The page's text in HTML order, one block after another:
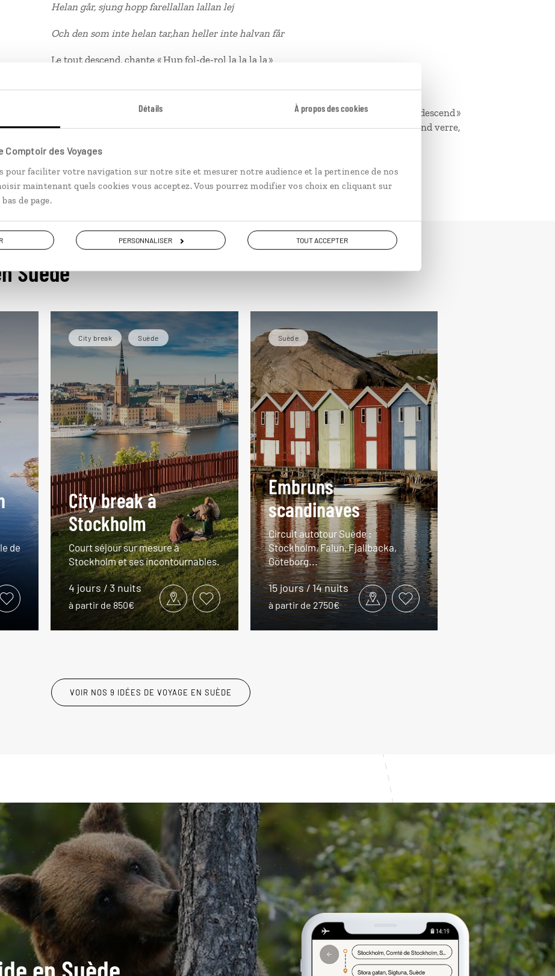
Détails À propos des cookies
Comptoir des Voyages
pour faciliter votre navigation sur notre site et mesurer notre audience et la pertinence de nos
maintenant quels cookies vous acceptez. Vous pourrez modifier vos choix en cliquant sur
de page.
PERSONNALISER TOUT ACCEPTER
Helan går, sjung hopp farellallan lallan lej
Och den som inte helan tar,han heller inte halvan får
Le tout descend, chante « Hup fol-de-rol la la la la »
fait référence au premier verre, généralement plein (« le tout »), que l'on « descend »
cul sec. La chanson annonce que celui qui ne le boit pas n'aura pas le droit à un second verre,
Suède
de
City break Suède
City break à
Stockholm
Court séjour sur mesure à
Stockholm et ses incontournables.
4 jours / 3 nuits
à partir de 850€
Suède
Embruns
scandinaves
Circuit autotour Suède :
Stockholm, Falun, Fjallbacka,
Göteborg...
15 jours / 14 nuits
à partir de 2750€
VOIR NOS 9 IDÉES DE VOYAGE EN SUÈDE
en Suède